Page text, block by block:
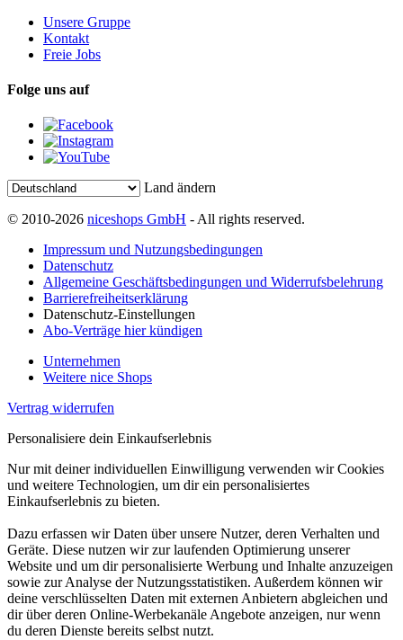
Unsere Gruppe
Kontakt
Freie Jobs
Folge uns auf
Land ändern
© 2010-2026 niceshops GmbH - All rights reserved.
Impressum und Nutzungsbedingungen
Datenschutz
Allgemeine Geschäftsbedingungen und Widerrufsbelehrung
Barrierefreiheitserklärung
Datenschutz-Einstellungen
Abo-Verträge hier kündigen
Unternehmen
Weitere nice Shops
Vertrag widerrufen
Personalisiere dein Einkaufserlebnis
Nur mit deiner individuellen Einwilligung verwenden wir Cookies
und weitere Technologien, um dir ein personalisiertes
Einkaufserlebnis zu bieten.
Dazu erfassen wir Daten über unsere Nutzer, deren Verhalten und
Geräte. Diese nutzen wir zur laufenden Optimierung unserer
Website und um dir personalisierte Werbung und Inhalte anzuzeigen
sowie zur Analyse der Nutzungsstatistiken. Außerdem können wir
deine verschlüsselten Daten mit externen Anbietern abgleichen und
dir über deren Online-Werbekanäle Angebote anzeigen, nur wenn
du deren Dienste bereits selbst nutzt.